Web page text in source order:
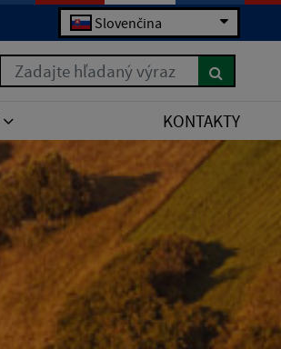
Slovenčina
Zadajte hľadaný výraz
KONTAKTY